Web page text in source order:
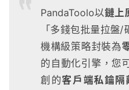
PandaToolo以鏈上
「多錢包批量拉盤
機構級策略封裝為
的自動化引擎，您
創的客戶端私鑰隔